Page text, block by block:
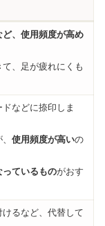
、使用頻度が高め
、足が疲れにくも
などに捺印しま
、使用頻度が高いの
っているものがおす
るなど、代替して